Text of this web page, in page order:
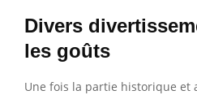
Divers
les goûts
Une fois la partie historique et